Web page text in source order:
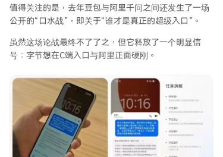
值得关注的是，去年豆包与阿里千问之间还发生了一场
公开的“口水战”，即关于“谁才是真正的超级入口”。
虽然这场论战最终不了了之，但它释放了一个明显信
号：字节想在C端入口与阿里正面硬刚。